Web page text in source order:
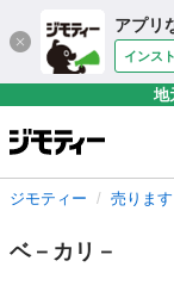
アプリ
インス
地
ジモティー 売りま
ベ－カリ－